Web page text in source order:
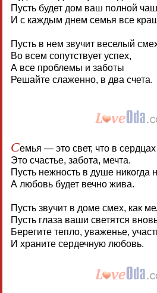
Пусть будет дом ваш полной
И с каждым днем семья все
Пусть в нем звучит веселый
Во всем сопутствует успех,
А все проблемы и заботы
Решайте слаженно, в два счета.
Семья — это свет, что в сердцах
Это счастье, забота, мечта.
Пусть нежность в душе никогда
А любовь будет вечно жива.
Пусть звучит в доме смех, как
Пусть глаза ваши светятся
Берегите тепло, уваженье,
И храните сердечную любовь.